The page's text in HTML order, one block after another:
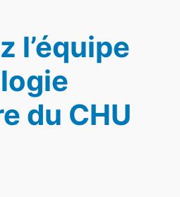
l’équipe
du CHU